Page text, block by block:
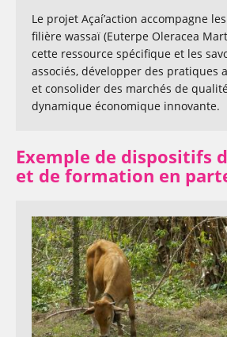
Le projet Açaí’action accompagne
filière wassaï (Euterpe Oleracea
cette ressource spécifique et les
associés, développer des pratiques
et consolider des marchés de
dynamique économique innovante.
Exemple de dispositifs
et de formation en